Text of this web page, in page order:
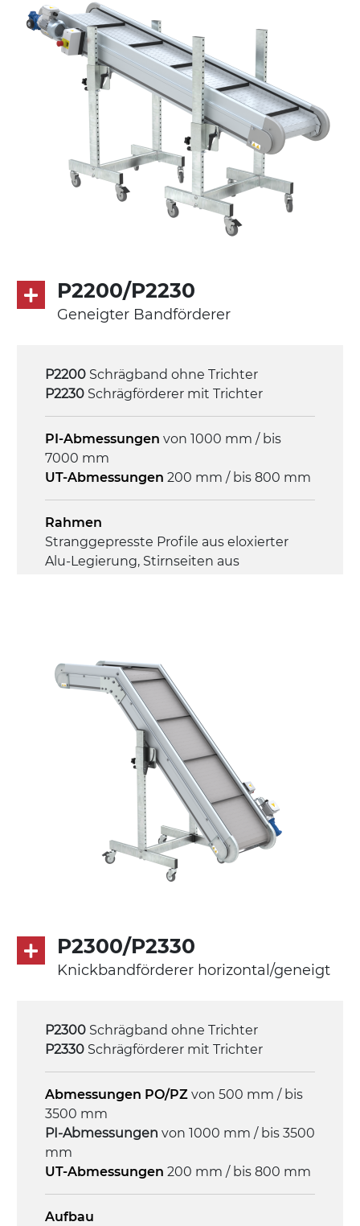
Stahlteleskope schwarz lackiert RAL
9005, verzinkte Metallrohrfüße,
Nivellierfüße
Förderfläche
PP geprägte Oberfläche in Grau RAL7035
(FDA) mit in die Förderfläche integrierten
Seitenwänden
direkt, Zug (linke Seite),
Untersetzungsgetriebe mit Kupplung, 3-
3Ph
Steuerung
On/Off, E-Stopp, Motor-
Überlastungsschutz
P2200/P2230
Geneigter Bandförderer
P2200 Schrägband ohne Trichter
P2230 Schrägförderer mit Trichter
PI-Abmessungen von 1000 mm / bis
7000 mm
UT-Abmessungen 200 mm / bis 800 mm
Rahmen
Stranggepresste Profile aus eloxierter
Alu-Legierung, Stirnseiten aus
Alu-Legierung
ausziehbare Elemente und Gelenke aus
verzinktem Stahl, (Einstellwinkel 0°-55°)
Beine aus verzinktem Metallrohr,
Schwenkräder mit/ohne Bremse (2+2)
PP geprägte Oberfläche in Grau RAL7035
(FDA) mit in die Förderfläche integrierten
Antrieb
phasiger Asynchronmotor für
Mehrfachspannung 230/400Vac-50Hz-
3Ph
Geschwindigkeit
4 m/Minute
Steuerung
On/Off, E-Stopp, Motor-
Überlastungsschutz
P2300/P2330
Knickbandförderer horizontal/geneigt
P2300 Schrägband ohne Trichter
P2330 Schrägförderer mit Trichter
Abmessungen PO/PZ von 500 mm / bis
3500 mm
PI-Abmessungen von 1000 mm / bis 3500
mm
UT-Abmessungen 200 mm / bis 800 mm
Aufbau